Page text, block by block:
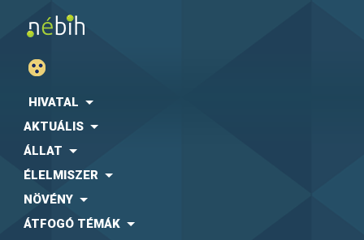
HIVATAL
AKTUÁLIS
ÁLLAT
ÉLELMISZER
NÖVÉNY
ÁTFOGÓ TÉMÁK